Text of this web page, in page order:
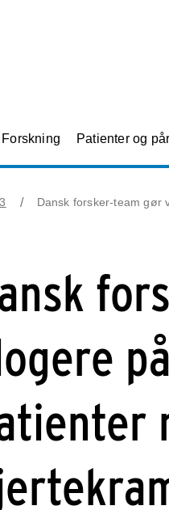
Forskning Patienter og
Dansk forsker-team gør